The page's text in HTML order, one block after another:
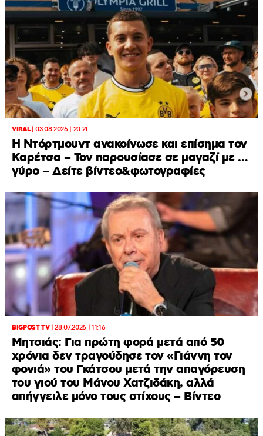
VIRAL|03.08.2026 | 20:21
Η Ντόρτμουντ ανακοίνωσε και επίσημα τον
Καρέτσα – Τον παρουσίασε σε μαγαζί με …
γύρο – Δείτε βίντεο&φωτογραφίες
BIGPOST TV|28.07.2026 | 11:16
Μητσιάς: Για πρώτη φορά μετά από 50
χρόνια δεν τραγούδησε τον «Γιάννη τον
φονιά» του Γκάτσου μετά την απαγόρευση
του γιού του Μάνου Χατζιδάκη, αλλά
απήγγειλε μόνο τους στίχους – Βίντεο